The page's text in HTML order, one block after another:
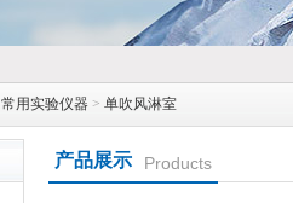
常用实验仪器 > 单吹风淋室
产品展示 Products